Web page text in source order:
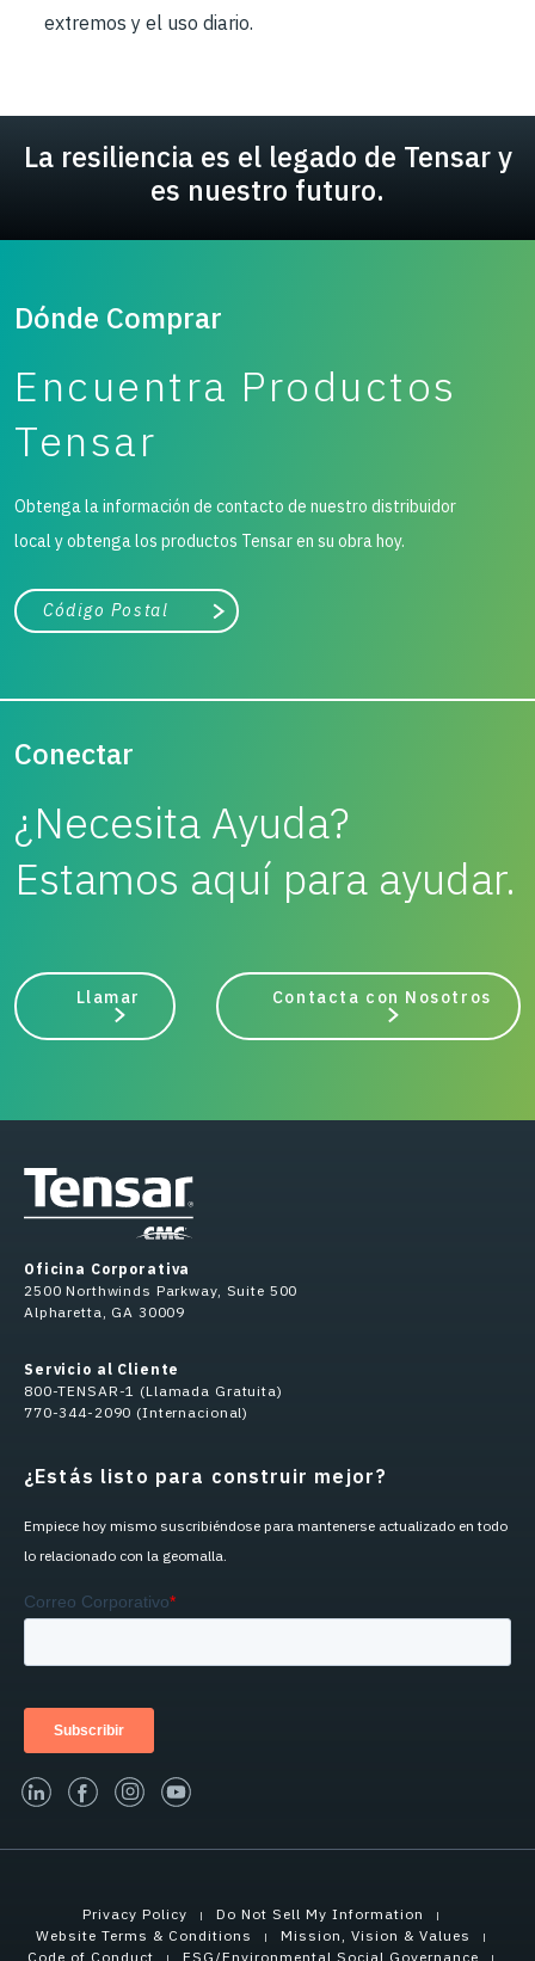
extremos y el uso diario.
La resiliencia es el legado de Tensar y
es nuestro futuro.
Dónde Comprar
Encuentra Productos
Tensar
Obtenga la información de contacto de nuestro distribuidor
local y obtenga los productos Tensar en su obra hoy.
Ciudad, estado o código postal
Buscar
Conectar
¿Necesita Ayuda?
Estamos aquí para ayudar.
Llamar Contacta con Nosotros
Oficina Corporativa
2500 Northwinds Parkway, Suite 500
Alpharetta, GA 30009
Servicio al Cliente
800-TENSAR-1 (Llamada Gratuita)
770-344-2090 (Internacional)
¿Estás listo para construir mejor?
Empiece hoy mismo suscribiéndose para mantenerse actualizado en todo
lo relacionado con la geomalla.
linked-infacebook
instagram
youtube
Privacy Policy
Do Not Sell My Information
Website Terms & Conditions
Mission, Vision & Values
Code of Conduct
ESG/Environmental Social Governance